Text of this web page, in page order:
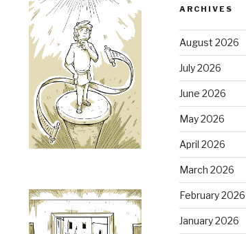
ARCHIVES
August 2026
July 2026
June 2026
May 2026
April 2026
March 2026
February 2026
January 2026